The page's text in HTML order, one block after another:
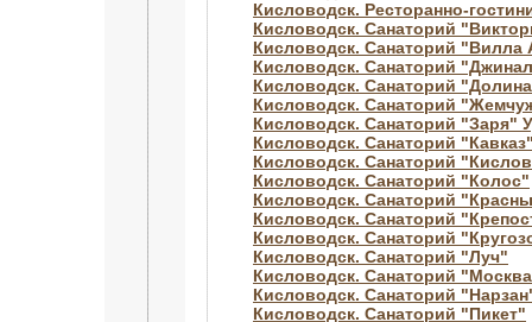
Кисловодск. Ресторанно-
Кисловодск. Санаторий
Кисловодск. Санаторий "Вилла
Кисловодск. Санаторий
Кисловодск. Санаторий
Кисловодск. Санаторий
Кисловодск. Санаторий "Заря"
Кисловодск. Санаторий
Кисловодск. Санаторий
Кисловодск. Санаторий "Колос"
Кисловодск. Санаторий
Кисловодск. Санаторий
Кисловодск. Санаторий
Кисловодск. Санаторий "Луч"
Кисловодск. Санаторий
Кисловодск. Санаторий
Кисловодск. Санаторий "Пикет"